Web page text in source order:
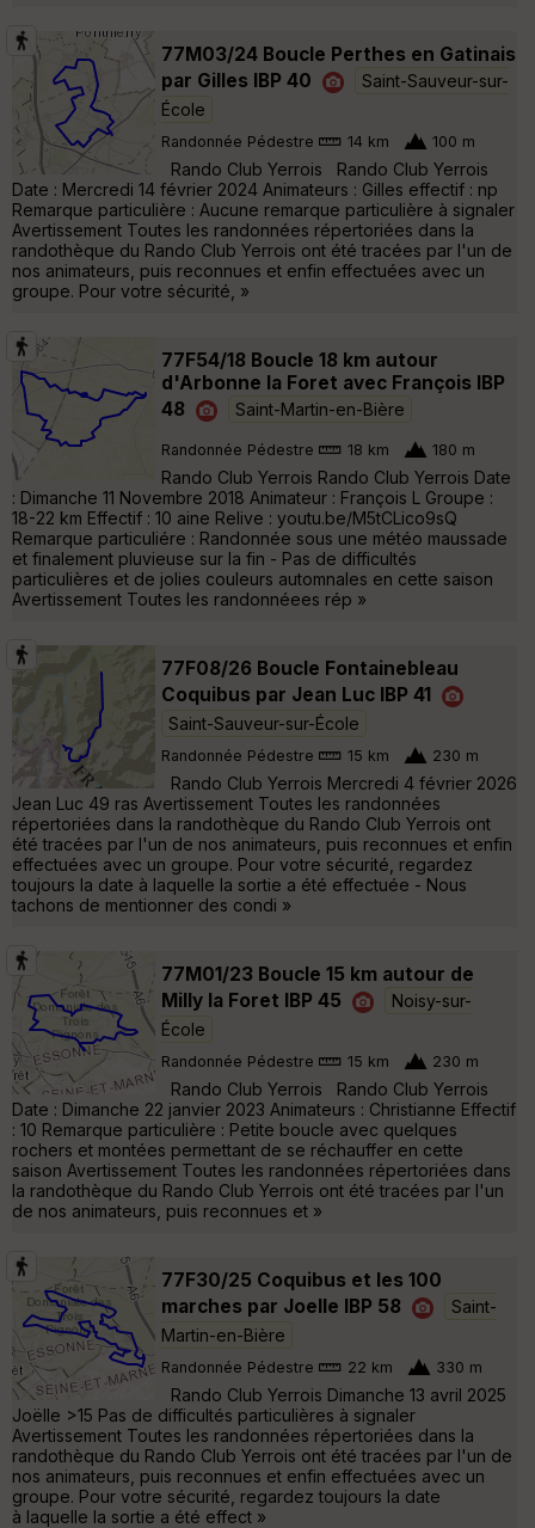
77M03/24 Boucle Perthes en Gatinais
par Gilles IBP 40
Saint-Sauveur-sur-
École
Randonnée Pédestre 14 km 100 m
Rando Club Yerrois Rando Club Yerrois
Date : Mercredi 14 février 2024 Animateurs : Gilles effectif : np
Remarque particulière : Aucune remarque particulière à signaler
Avertissement Toutes les randonnées répertoriées dans la
randothèque du Rando Club Yerrois ont été tracées par l'un de
nos animateurs, puis reconnues et enfin effectuées avec un
groupe. Pour votre sécurité, »
77F54/18 Boucle 18 km autour
d'Arbonne la Foret avec François IBP
48
Saint-Martin-en-Bière
Randonnée Pédestre 18 km 180 m
Rando Club Yerrois Rando Club Yerrois Date
: Dimanche 11 Novembre 2018 Animateur : François L Groupe :
18-22 km Effectif : 10 aine Relive : youtu.be/M5tCLico9sQ
Remarque particuliére : Randonnée sous une météo maussade
et finalement pluvieuse sur la fin - Pas de difficultés
particulières et de jolies couleurs automnales en cette saison
Avertissement Toutes les randonnéees rép »
77F08/26 Boucle Fontainebleau
Coquibus par Jean Luc IBP 41
Saint-Sauveur-sur-École
Randonnée Pédestre 15 km 230 m
Rando Club Yerrois Mercredi 4 février 2026
Jean Luc 49 ras Avertissement Toutes les randonnées
répertoriées dans la randothèque du Rando Club Yerrois ont
été tracées par l'un de nos animateurs, puis reconnues et enfin
effectuées avec un groupe. Pour votre sécurité, regardez
toujours la date à laquelle la sortie a été effectuée - Nous
tachons de mentionner des condi »
77M01/23 Boucle 15 km autour de
Milly la Foret IBP 45
Noisy-sur-
École
Randonnée Pédestre 15 km 230 m
Rando Club Yerrois Rando Club Yerrois
Date : Dimanche 22 janvier 2023 Animateurs : Christianne Effectif
: 10 Remarque particulière : Petite boucle avec quelques
rochers et montées permettant de se réchauffer en cette
saison Avertissement Toutes les randonnées répertoriées dans
la randothèque du Rando Club Yerrois ont été tracées par l'un
de nos animateurs, puis reconnues et »
77F30/25 Coquibus et les 100
marches par Joelle IBP 58
Saint-
Martin-en-Bière
Randonnée Pédestre 22 km 330 m
Rando Club Yerrois Dimanche 13 avril 2025
Joëlle >15 Pas de difficultés particulières à signaler
Avertissement Toutes les randonnées répertoriées dans la
randothèque du Rando Club Yerrois ont été tracées par l'un de
nos animateurs, puis reconnues et enfin effectuées avec un
groupe. Pour votre sécurité, regardez toujours la date
à laquelle la sortie a été effect »